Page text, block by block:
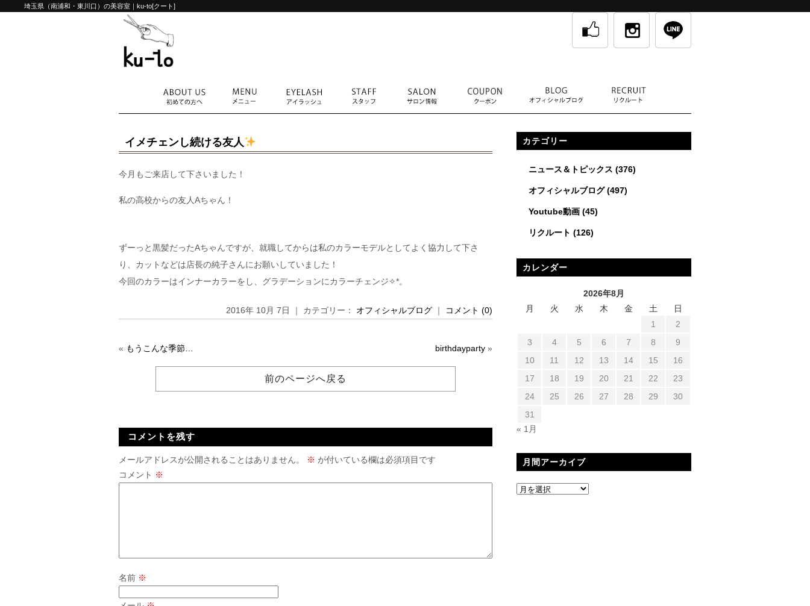
埼玉県（南浦和・東川口）の美容室｜ku-to[クート]
イメチェンし続ける友人
今月もご来店して下さいました！
私の高校からの友人Aちゃん！
ずーっと黒髪だったAちゃんですが、就職してからは私のカラーモデルとしてよく協力して下さ
り、カットなどは店長の純子さんにお願いしていました！
今回のカラーはインナーカラーをし、グラデーションにカラーチェンジ✧︎*。
2016年 10月 7日 ｜ カテゴリー： オフィシャルブログ ｜ コメント (0)
« もうこんな季節… birthdayparty »
前のページへ戻る
コメントを残す
メールアドレスが公開されることはありません。 ※ が付いている欄は必須項目です
コメント ※
名前 ※
カテゴリー
ニュース＆トピックス (376)
オフィシャルブログ(497)
Youtube動画 (45)
リクルート (126)
カレンダー
2026年8月
月
火 水 木 金 土
日
1
2
3
4 5 6 7 8
9
10
11 12 13 14 15
16
17
18 19 20 21 22
23
24
25 26 27 28 29
30
31
« 1月
月間アーカイブ